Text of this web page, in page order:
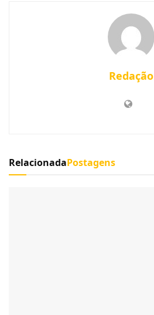
Redação
RelacionadaPostagens